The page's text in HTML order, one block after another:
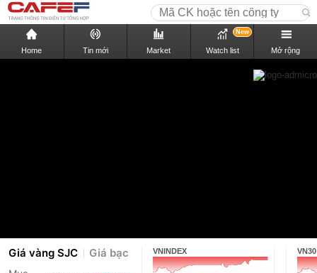
Home Tin mới Market Watch list
New
Mở rộng
Giá vàng SJC Giá bạc VNINDEX VN30